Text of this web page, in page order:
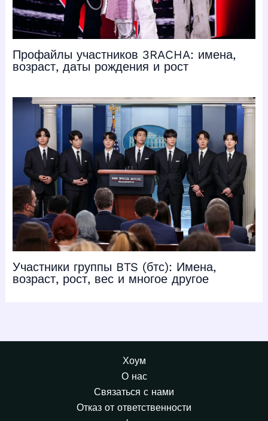
Профайлы участников 3RACHA: имена,
возраст, даты рождения и рост
Участники группы BTS (бтс): Имена,
возраст, рост, вес и многое другое
Хоум
О нас
Связаться с нами
Отказ от ответственности